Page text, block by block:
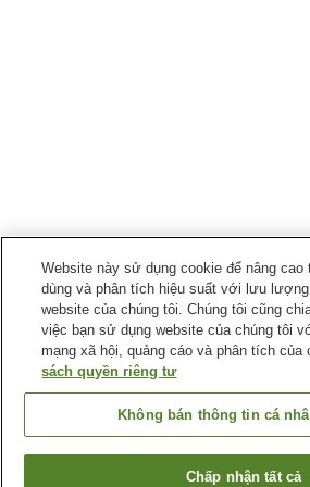
Quay lại trang
Website này sử dụng cookie để nâng cao
dùng và phân tích hiệu suất với lưu
website của chúng tôi. Chúng tôi cũng
việc bạn sử dụng website của chúng tôi
mạng xã hội, quảng cáo và phân tích của
sách quyền riêng tư
Không bán thông tin cá
Chấp nhận tất cả